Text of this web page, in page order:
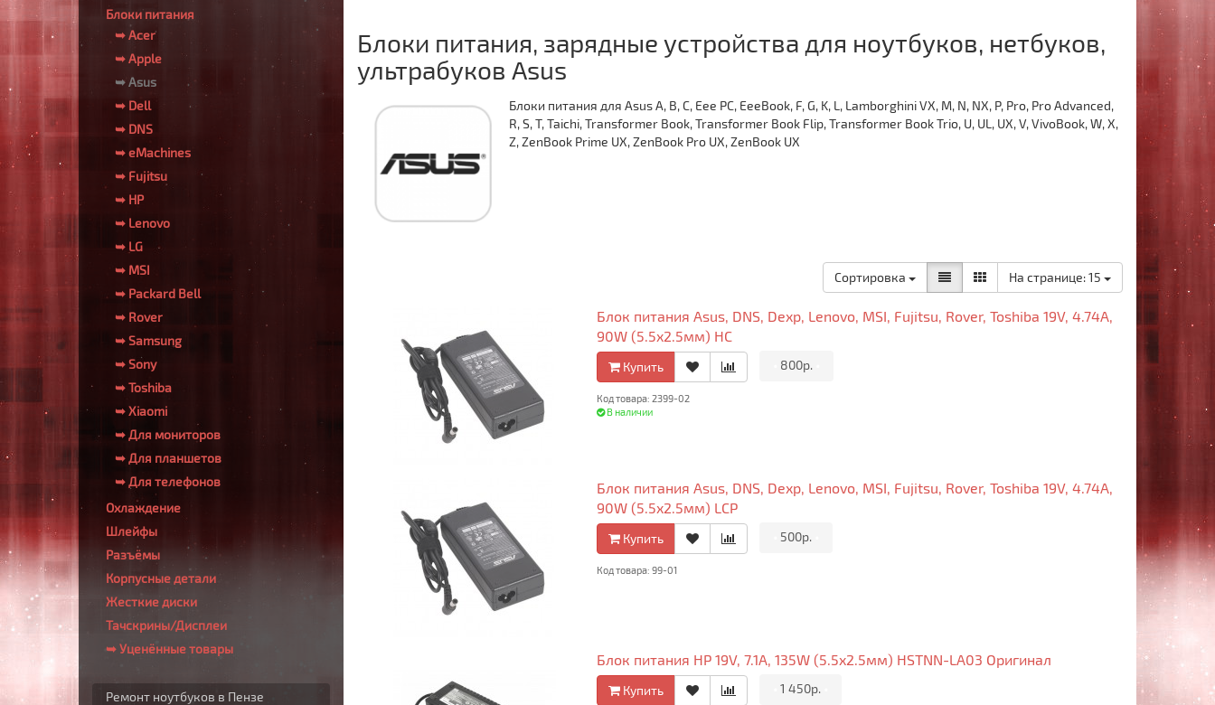
Блоки питания
➥ Acer
➥ Apple
➥ Asus
➥ Dell
➥ DNS
➥ eMachines
➥ Fujitsu
➥ HP
➥ Lenovo
➥ LG
➥ MSI
➥ Packard Bell
➥ Rover
➥ Samsung
➥ Sony
➥ Toshiba
➥ Xiaomi
➥ Для мониторов
➥ Для планшетов
➥ Для телефонов
Охлаждение
Шлейфы
Разъёмы
Корпусные детали
Жесткие диски
Тачскрины/Дисплеи
➥ Уценённые товары
Ремонт ноутбуков в Пензе
Блоки питания, зарядные устройства для ноутбуков, нетбуков,
ультрабуков Asus
Блоки питания для Asus A, B, C, Eee PC, EeeBook, F, G, K, L, Lamborghini VX, M, N, NX, P, Pro, Pro Advanced,
R, S, T, Taichi, Transformer Book, Transformer Book Flip, Transformer Book Trio, U, UL, UX, V, VivoBook, W, X,
Z, ZenBook Prime UX, ZenBook Pro UX, ZenBook UX
Сортировка На странице:15
Блок питания Asus, DNS, Dexp, Lenovo, MSI, Fujitsu, Rover, Toshiba 19V, 4.74A,
90W (5.5x2.5мм) HC
Купить 800р.
Код товара: 2399-02
В наличии
Блок питания Asus, DNS, Dexp, Lenovo, MSI, Fujitsu, Rover, Toshiba 19V, 4.74A,
90W (5.5x2.5мм) LCP
Купить 500р.
Код товара: 99-01
Блок питания HP 19V, 7.1A, 135W (5.5x2.5мм) HSTNN-LA03 Оригинал
Купить 1 450р.